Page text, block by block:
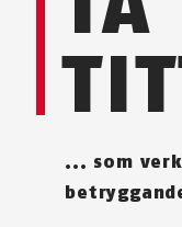
... som